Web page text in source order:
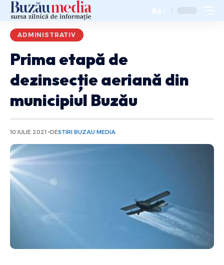
Aa
ADMINISTRATIV
Prima etapă de
dezinsecție aeriană din
municipiul Buzău
10 IULIE 2021 DESTIRI BUZAU MEDIA